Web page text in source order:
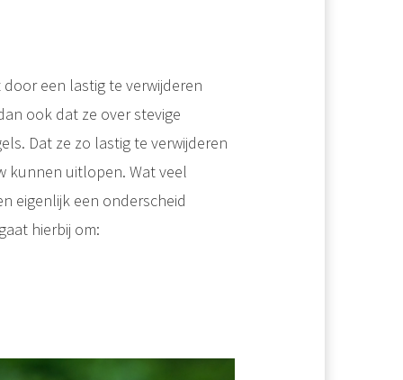
een lastig te verwijderen
ook dat ze over stevige
Dat ze zo lastig te verwijderen
kunnen uitlopen. Wat veel
eigenlijk een onderscheid
hierbij om: